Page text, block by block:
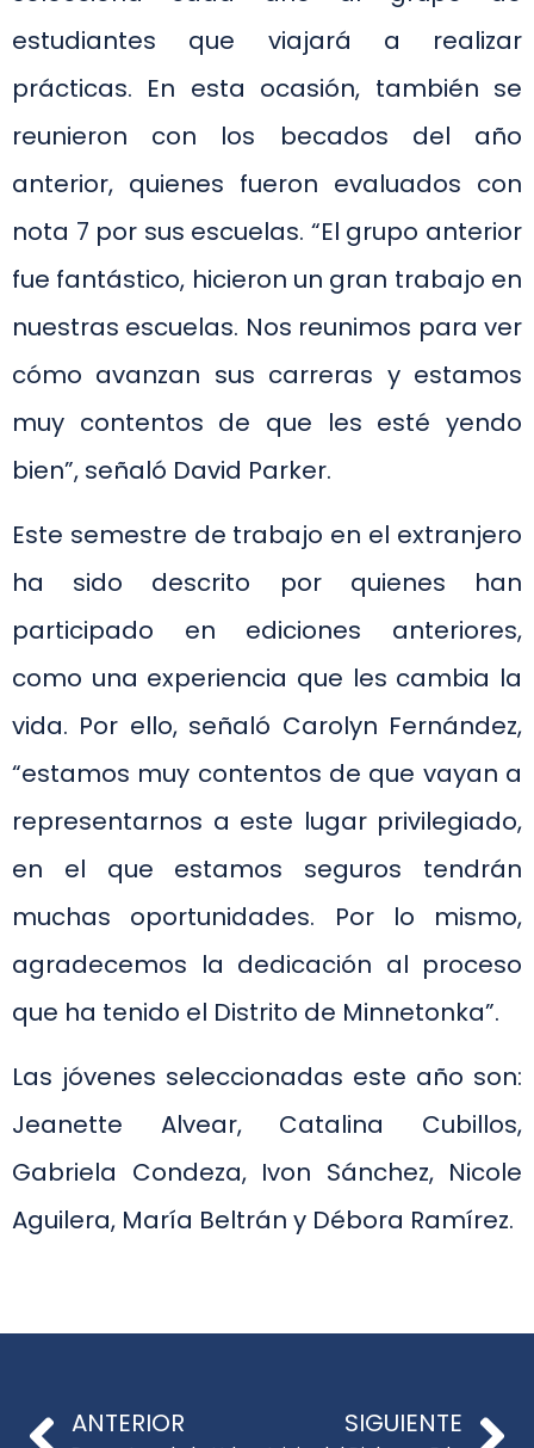
estudiantes que viajará a realizar
prácticas. En esta ocasión, también se
reunieron con los becados del año
anterior, quienes fueron evaluados con
nota 7 por sus escuelas. “El grupo anterior
fue fantástico, hicieron un gran trabajo en
nuestras escuelas. Nos reunimos para ver
cómo avanzan sus carreras y estamos
muy contentos de que les esté yendo
bien”, señaló David Parker.
Este semestre de trabajo en el extranjero
ha sido descrito por quienes han
participado en ediciones anteriores,
como una experiencia que les cambia la
vida. Por ello, señaló Carolyn Fernández,
“estamos muy contentos de que vayan a
representarnos a este lugar privilegiado,
en el que estamos seguros tendrán
muchas oportunidades. Por lo mismo,
agradecemos la dedicación al proceso
que ha tenido el Distrito de Minnetonka”.
Las jóvenes seleccionadas este año son:
Jeanette Alvear, Catalina Cubillos,
Gabriela Condeza, Ivon Sánchez, Nicole
Aguilera, María Beltrán y Débora Ramírez.
ANTERIOR SIGUIENTE